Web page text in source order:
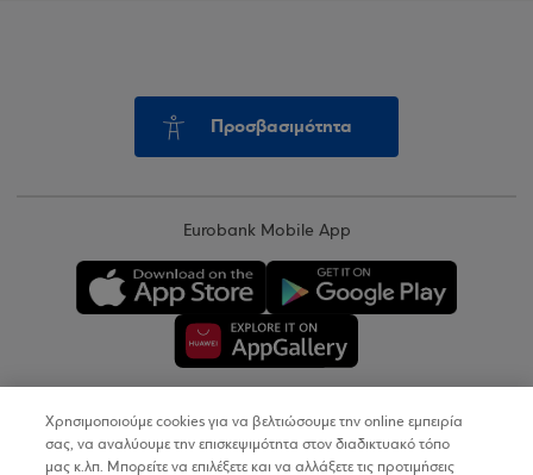
Προσβασιμότητα
Eurobank Mobile App
Copyright © 2026
Χρησιμοποιούμε cookies για να βελτιώσουμε την online εμπειρία
σας, να αναλύουμε την επισκεψιμότητα στον διαδικτυακό τόπο
μας κ.λπ. Μπορείτε να επιλέξετε και να αλλάξετε τις προτιμήσεις